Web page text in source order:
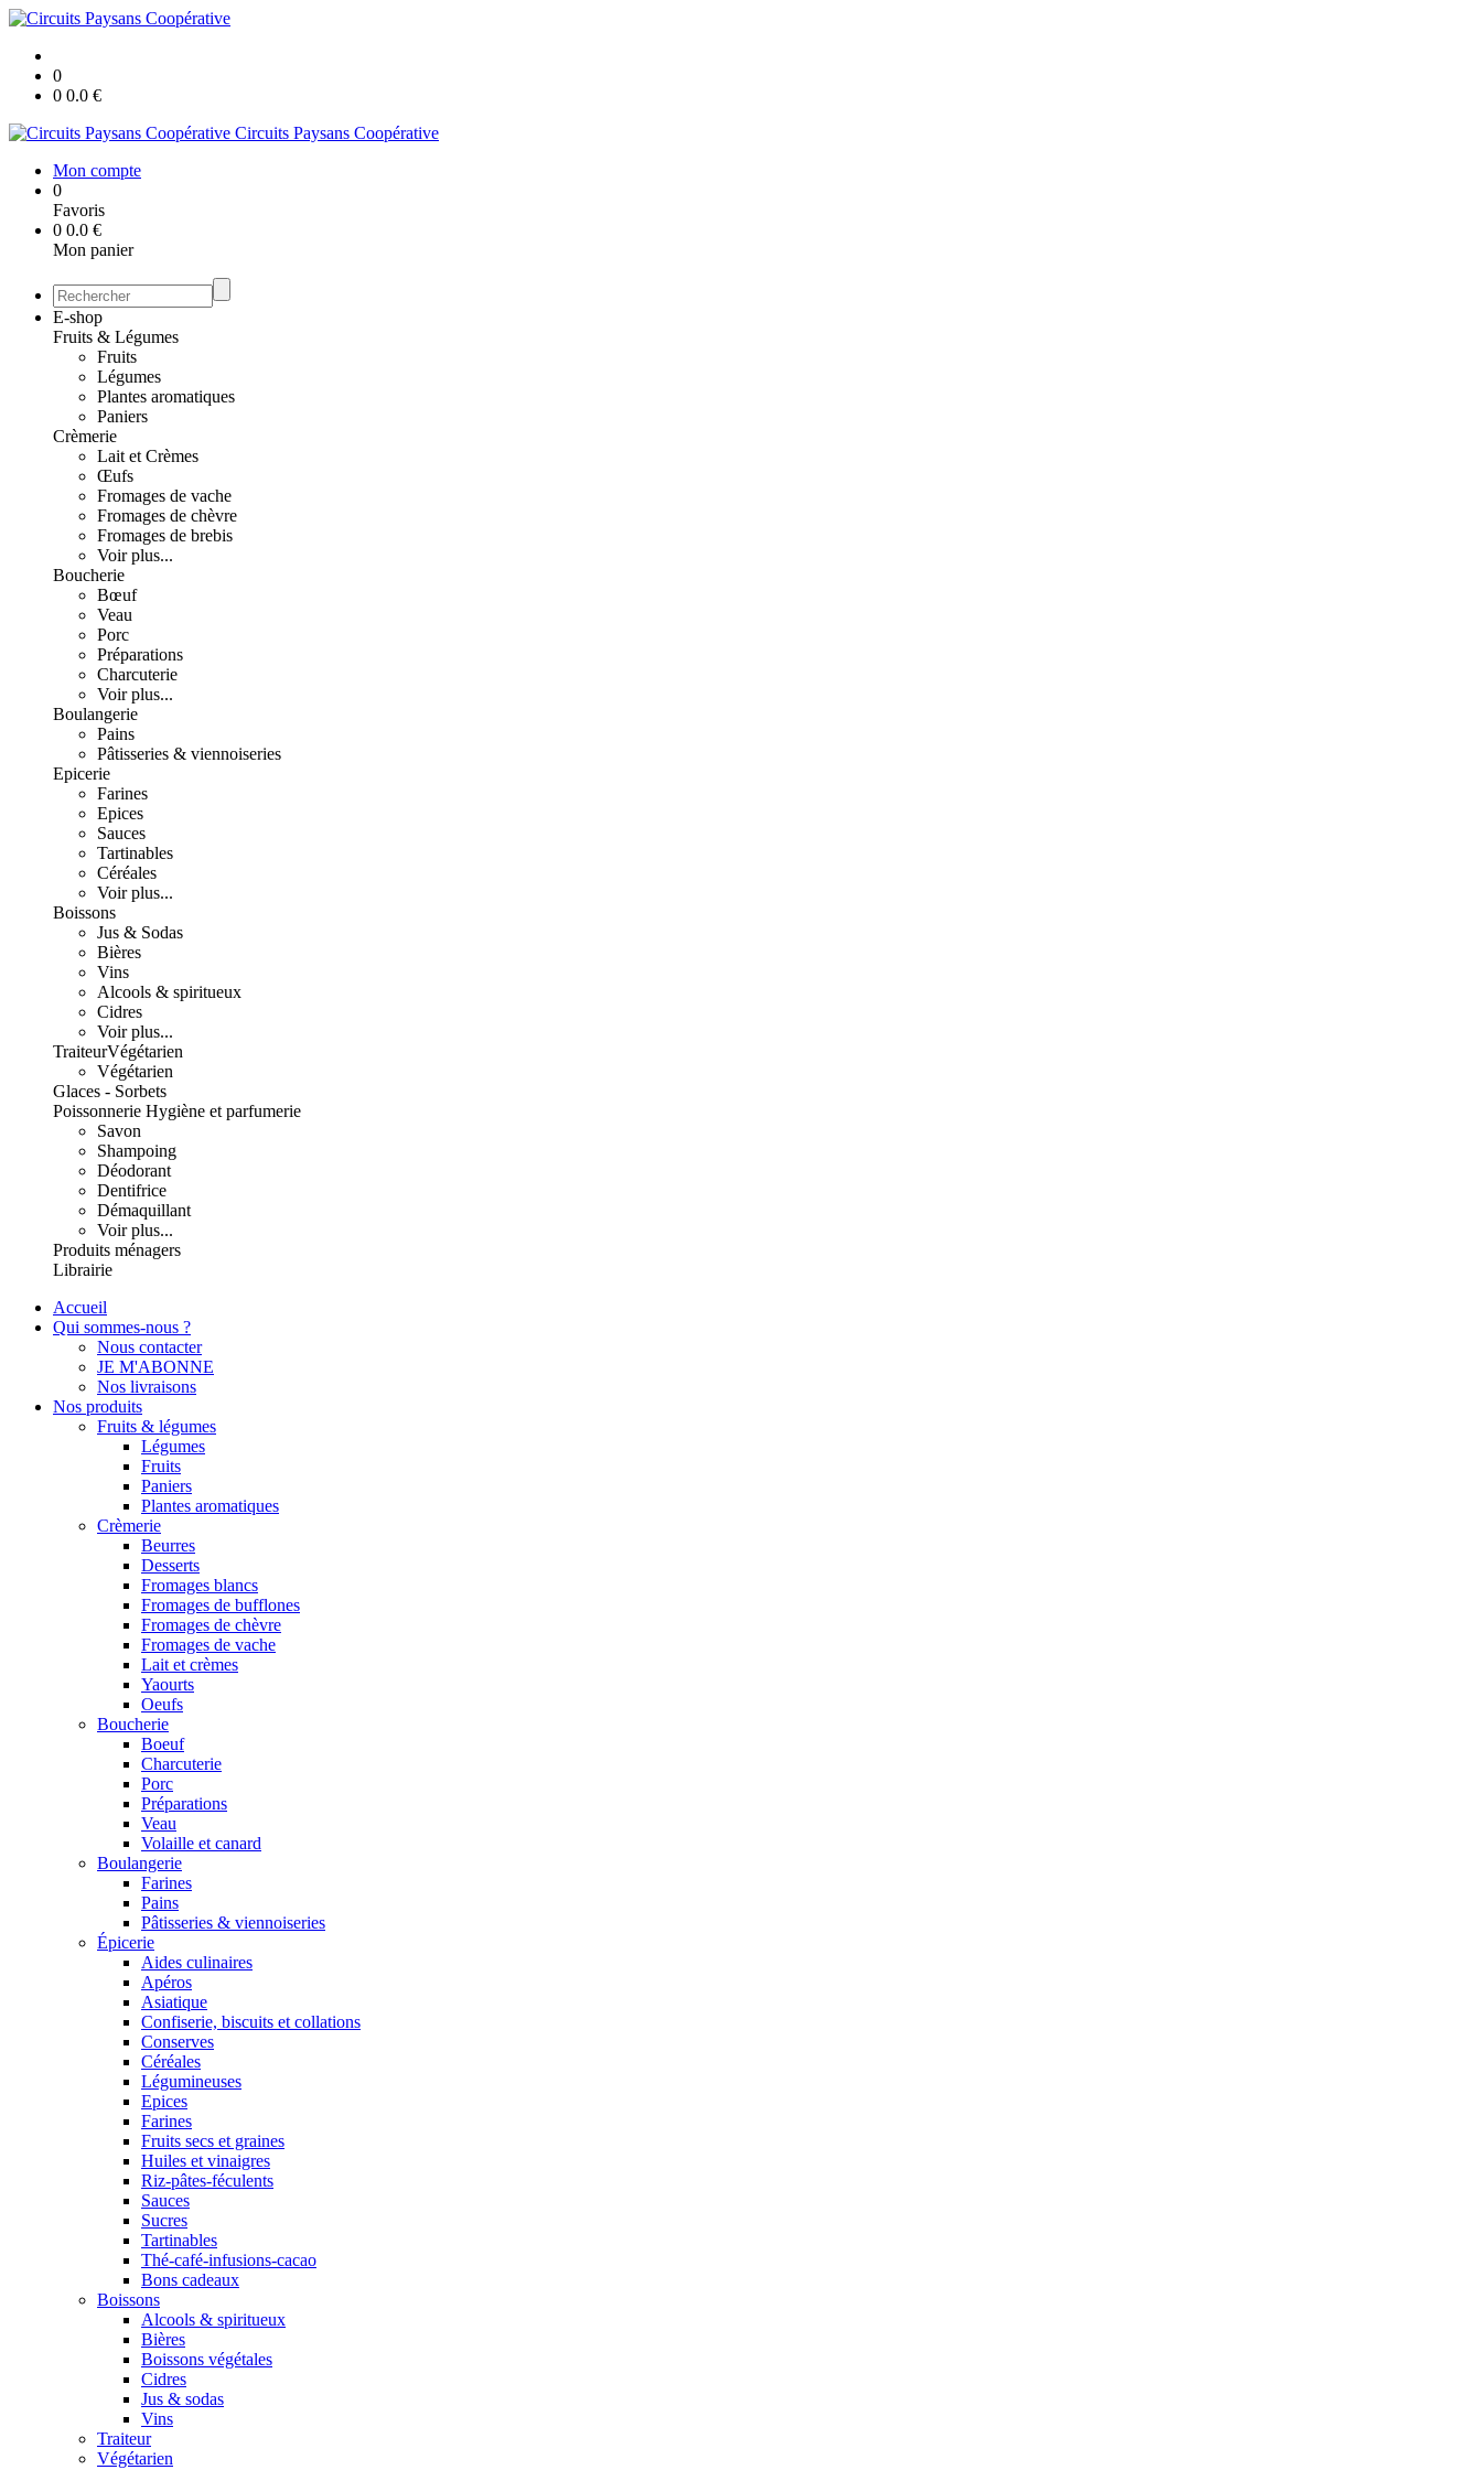
0
0 0.0 €
Circuits Paysans Coopérative
Mon compte
0
Favoris
0 0.0 €
Mon panier
E-shop
Fruits & Légumes
Fruits
Légumes
Plantes aromatiques
Paniers
Crèmerie
Lait et Crèmes
Œufs
Fromages de vache
Fromages de chèvre
Fromages de brebis
Voir plus...
Boucherie
Bœuf
Veau
Porc
Préparations
Charcuterie
Voir plus...
Boulangerie
Pains
Pâtisseries & viennoiseries
Epicerie
Farines
Epices
Sauces
Tartinables
Céréales
Voir plus...
Boissons
Jus & Sodas
Bières
Vins
Alcools & spiritueux
Cidres
Voir plus...
TraiteurVégétarien
Végétarien
Glaces - Sorbets
Poissonnerie Hygiène et parfumerie
Savon
Shampoing
Déodorant
Dentifrice
Démaquillant
Voir plus...
Produits ménagers
Librairie
Accueil
Qui sommes-nous ?
Nous contacter
JE M'ABONNE
Nos livraisons
Nos produits
Fruits & légumes
Légumes
Fruits
Paniers
Plantes aromatiques
Crèmerie
Beurres
Desserts
Fromages blancs
Fromages de bufflones
Fromages de chèvre
Fromages de vache
Lait et crèmes
Yaourts
Oeufs
Boucherie
Boeuf
Charcuterie
Porc
Préparations
Veau
Volaille et canard
Boulangerie
Farines
Pains
Pâtisseries & viennoiseries
Épicerie
Aides culinaires
Apéros
Asiatique
Confiserie, biscuits et collations
Conserves
Céréales
Légumineuses
Epices
Farines
Fruits secs et graines
Huiles et vinaigres
Riz-pâtes-féculents
Sauces
Sucres
Tartinables
Thé-café-infusions-cacao
Bons cadeaux
Boissons
Alcools & spiritueux
Bières
Boissons végétales
Cidres
Jus & sodas
Vins
Traiteur
Végétarien